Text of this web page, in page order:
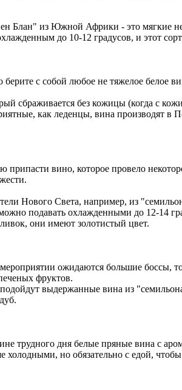
из Южной Африки - это мягкие
до 10-12 градусов, и этот
с собой любое не тяжелое белое
сбраживается без кожицы (когда с
как леденцы, вина
припасти вино, которое провело
Нового Света, например, из
подавать охлажденными до 12-14
они имеют золотистый цвет.
ожидаются большие боссы,
фруктов.
выдержанные вина из
трудного дня белые пряные вина с
но обязательно с едой,